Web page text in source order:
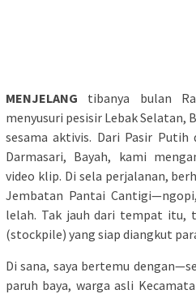
MENJELANG tibanya bulan
menyusuri pesisir Lebak Selatan,
sesama aktivis. Dari Pasir Putih
Darmasari, Bayah, kami
video klip. Di sela perjalanan,
Jembatan Pantai
lelah. Tak jauh dari tempat itu,
(stockpile) yang siap diangkut
Di sana, saya bertemu
paruh baya, warga asli